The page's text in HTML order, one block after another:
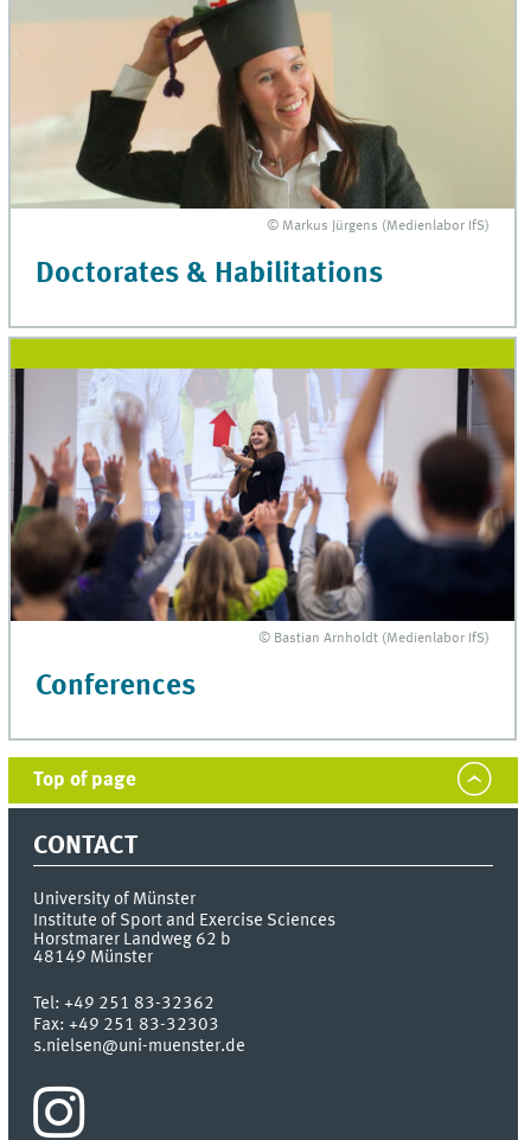
© Markus Jürgens (Medienlabor IfS)
Doctorates & Habilitations
© Bastian Arnholdt (Medienlabor IfS)
Conferences
Top of page
CONTACT
University of Münster
Institute of Sport and Exercise Sciences
Horstmarer Landweg 62 b
48149 Münster
Tel:+49 251 83-32362
Fax:+49 251 83-32303
s.nielsen@uni-muenster.de